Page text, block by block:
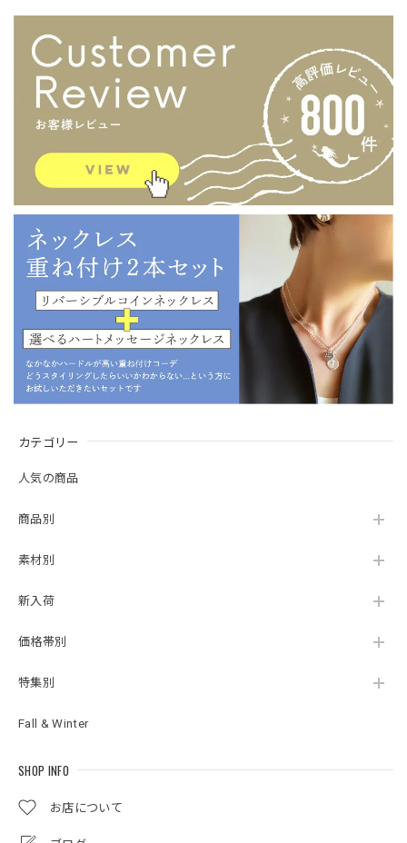
カテゴリー
人気の商品
商品別
素材別
新入荷
価格帯別
特集別
Fall & Winter
SHOP INFO
お店について